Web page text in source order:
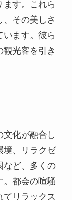
化が融合し
、リラクゼ
都会の喧騒
度訪れてみ